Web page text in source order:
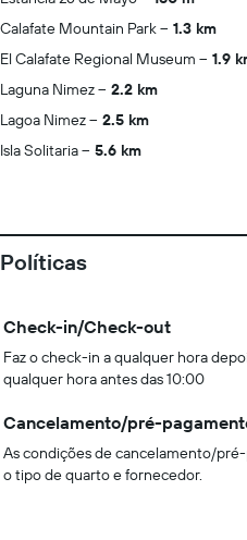
Calafate Mountain Park
1.3 km
El Calafate Regional Museum
1.9
Laguna Nimez
2.2 km
Lagoa Nimez
2.5 km
Isla Solitaria
5.6 km
Políticas
Check-in/Check-out
Faz o check-in a qualquer hora
qualquer hora antes das 10:00
Cancelamento/pré-
As condições de cancelamento/
o tipo de quarto e fornecedor.